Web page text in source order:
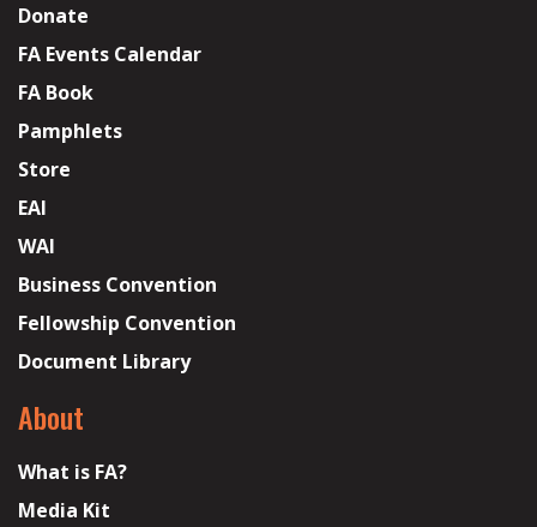
Donate
FA Events Calendar
FA Book
Pamphlets
Store
EAI
WAI
Business Convention
Fellowship Convention
Document Library
About
What is FA?
Media Kit